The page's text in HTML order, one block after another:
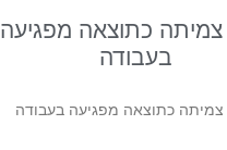
צמיתה כתוצאה מפגיעה
בעבודה
צמיתה כתוצאה מפגיעה בעבודה